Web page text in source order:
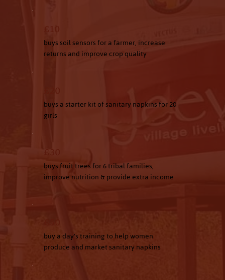
buys soil sensors for a farmer, increase
returns and improve crop quality
buys a starter kit of sanitary napkins for 20
girls
buys fruit trees for 6 tribal families,
improve nutrition & provide extra income
buy a day's training to help women
produce and market sanitary napkins